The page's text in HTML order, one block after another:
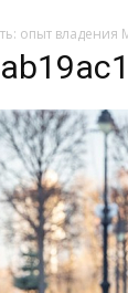
опыт владения